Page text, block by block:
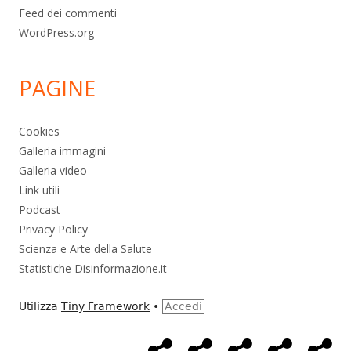
Feed dei commenti
WordPress.org
PAGINE
Cookies
Galleria immagini
Galleria video
Link utili
Podcast
Privacy Policy
Scienza e Arte della Salute
Statistiche Disinformazione.it
Utilizza Tiny Framework • Accedi
MenùHome
Alimentazione
AmbienteBambini